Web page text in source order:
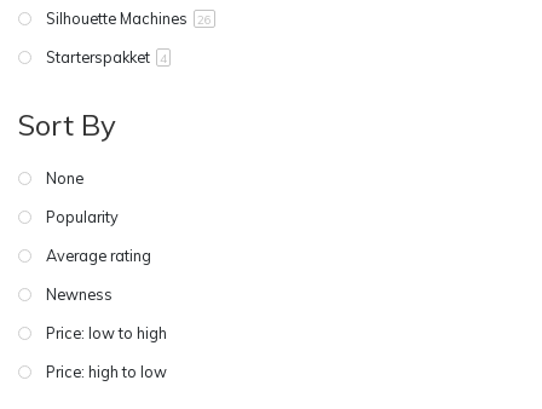
Silhouette Machines 26
Starterspakket 4
Sort By
None
Popularity
Average rating
Newness
Price: low to high
Price: high to low